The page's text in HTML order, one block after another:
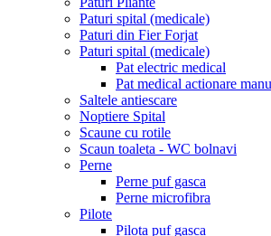
Paturi spital (medicale)
Paturi din Fier Forjat
Paturi spital (medicale)
Pat electric medical
Pat medical actionare
Saltele antiescare
Noptiere Spital
Scaune cu rotile
Scaun toaleta - WC bolnavi
Perne
Perne puf gasca
Perne microfibra
Pilote
Pilota puf gasca